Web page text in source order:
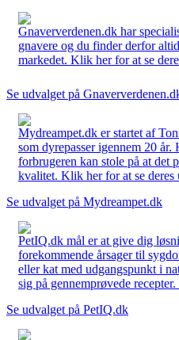
Gnaververdenen.dk har
gnavere og du finder derfor
markedet. Klik her for at se
Se udvalget på
Mydreampet.dk er startet af
som dyrepasser igennem 20
forbrugeren kan stole på at det
kvalitet. Klik her for at se deres
Se udvalget på Mydreampet.dk
PetIQ.dk mål er at give dig
forekommende årsager til
eller kat med udgangspunkt i
sig på gennemprøvede
Se udvalget på PetIQ.dk